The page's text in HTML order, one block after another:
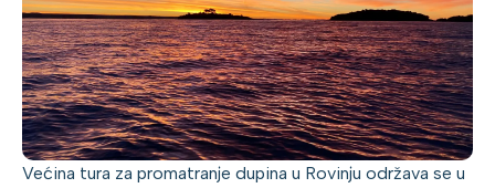
Većina tura za promatranje dupina u Rovinju održava se u